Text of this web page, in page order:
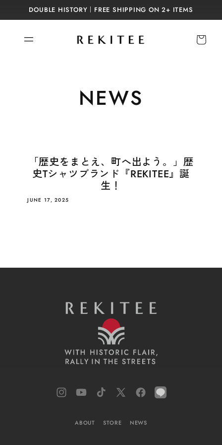
Skip to
content
DOUBLE HISTORY｜FREE SHIPPING ON 2+ ITEMS
Cart
NEWS
「歴史をまとえ、町へ出よう。」歴
史Tシャツブランド『REKITEE』誕
生！
JUNE 17, 2025
InstagramYouTubeTikTok X
Facebook
LINE
ABOUT STORE NEWS